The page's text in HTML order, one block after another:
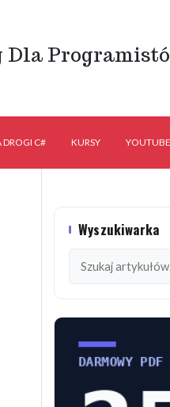
Dla
DROGI C# KURSY YOUTUBE
Wyszukiwarka